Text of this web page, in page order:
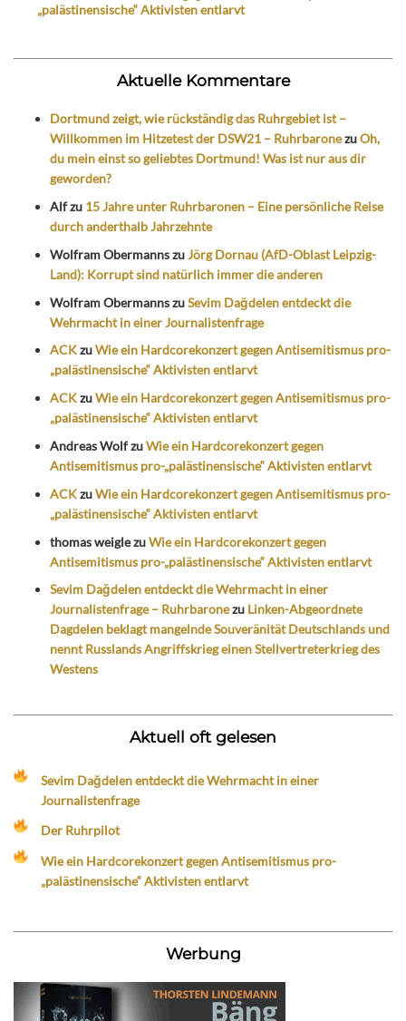
„palästinensische“ Aktivisten entlarvt
Aktuelle Kommentare
Dortmund zeigt, wie rückständig das Ruhrgebiet ist –
Willkommen im Hitzetest der DSW21 – RuhrbaronezuOh,
du mein einst so geliebtes Dortmund! Was ist nur aus dir
geworden?
Alfzu 15 Jahre unter Ruhrbaronen – Eine persönliche Reise
durch anderthalb Jahrzehnte
Wolfram ObermannszuJörg Dornau (AfD-Oblast Leipzig-
Land): Korrupt sind natürlich immer die anderen
Wolfram ObermannszuSevim Dağdelen entdeckt die
Wehrmacht in einer Journalistenfrage
ACKzuWie ein Hardcorekonzert gegen Antisemitismus pro-
„palästinensische“ Aktivisten entlarvt
ACKzuWie ein Hardcorekonzert gegen Antisemitismus pro-
„palästinensische“ Aktivisten entlarvt
Andreas WolfzuWie ein Hardcorekonzert gegen
Antisemitismus pro-„palästinensische“ Aktivisten entlarvt
ACKzuWie ein Hardcorekonzert gegen Antisemitismus pro-
„palästinensische“ Aktivisten entlarvt
thomas weiglezuWie ein Hardcorekonzert gegen
Antisemitismus pro-„palästinensische“ Aktivisten entlarvt
Sevim Dağdelen entdeckt die Wehrmacht in einer
Journalistenfrage – Ruhrbaronezu Linken-Abgeordnete
Dagdelen beklagt mangelnde Souveränität Deutschlands und
nennt Russlands Angriffskrieg einen Stellvertreterkrieg des
Westens
Aktuell oft gelesen
Sevim Dağdelen entdeckt die Wehrmacht in einer
Journalistenfrage
Der Ruhrpilot
Wie ein Hardcorekonzert gegen Antisemitismus pro-
„palästinensische“ Aktivisten entlarvt
Werbung